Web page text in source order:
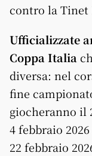
contro la Tinet
Ufficializzate
Coppa Italia
diversa: nel
fine
giocheranno il
4 febbraio
22 febbraio